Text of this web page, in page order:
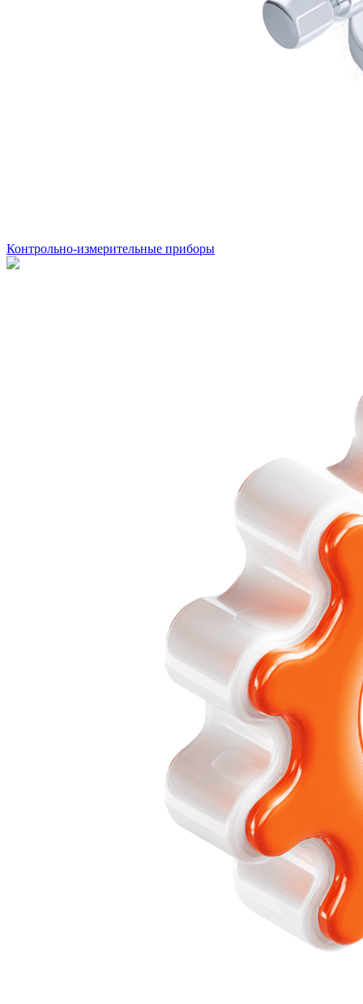
Контрольно-измерительные приборы